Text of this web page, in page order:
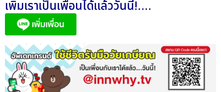
เพิ่มเราเป็นเพื่อนได้แล้ววันนี้!....